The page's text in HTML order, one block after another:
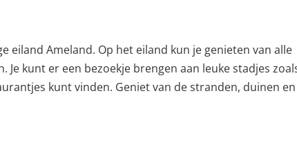
eiland Ameland. Op het eiland kun je genieten van alle
kunt er een bezoekje brengen aan leuke stadjes
kunt vinden. Geniet van de stranden, duinen en